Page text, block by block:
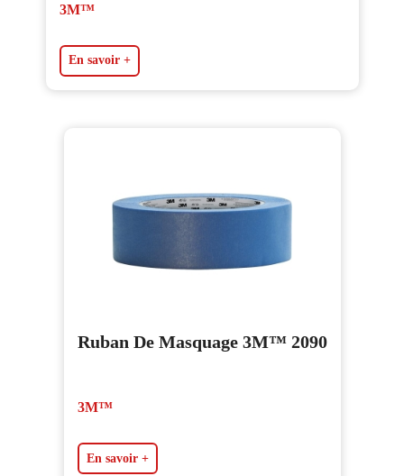
3M™
En savoir +
Ruban De Masquage 3M™ 2090
3M™
En savoir +